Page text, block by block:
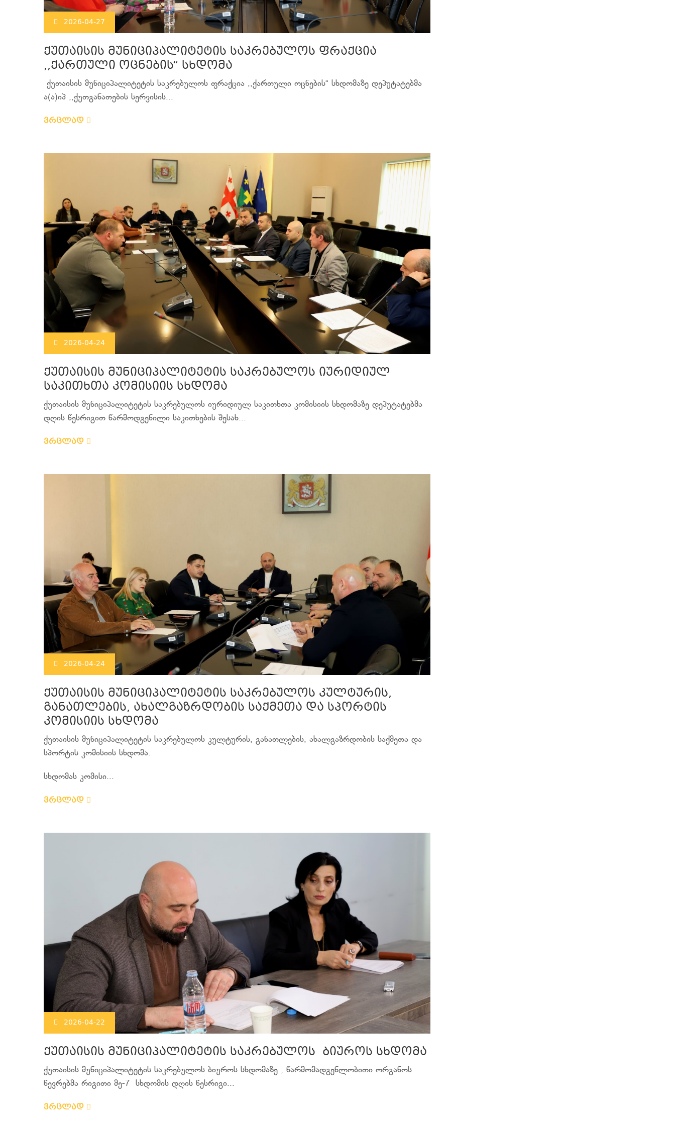
2026-04-27
ქუთაისის მუნიციპალიტეტის საკრებულოს ფრაქცია
,,ქართული ოცნების“ სხდომა
ქუთაისის მუნიციპალიტეტის საკრებულოს ფრაქცია ,,ქართული ოცნების“ სხდომაზე დეპუტატებმა
ა(ა)იპ ,,ქუთგანათების სერვისის...
ვრცლად
2026-04-24
ქუთაისის მუნიციპალიტეტის საკრებულოს იურიდიულ
საკითხთა კომისიის სხდომა
ქუთაისის მუნიციპალიტეტის საკრებულოს იურიდიულ საკითხთა კომისიის სხდომაზე დეპუტატებმა
დღის წესრიგით წარმოდგენილი საკითხების შესახ...
ვრცლად
2026-04-24
ქუთაისის მუნიციპალიტეტის საკრებულოს კულტურის,
განათლების, ახალგაზრდობის საქმეთა და სპორტის
კომისიის სხდომა
ქუთაისის მუნიციპალიტეტის საკრებულოს კულტურის, განათლების, ახალგაზრდობის საქმეთა და
სპორტის კომისიის სხდომა.
სხდომას კომისი...
ვრცლად
2026-04-22
ქუთაისის მუნიციპალიტეტის საკრებულოს ბიუროს სხდომა
ქუთაისის მუნიციპალიტეტის საკრებულოს ბიუროს სხდომაზე , წარმომადგენლობითი ორგანოს
წევრებმა რიგითი მე-7 სხდომის დღის წესრიგი...
ვრცლად